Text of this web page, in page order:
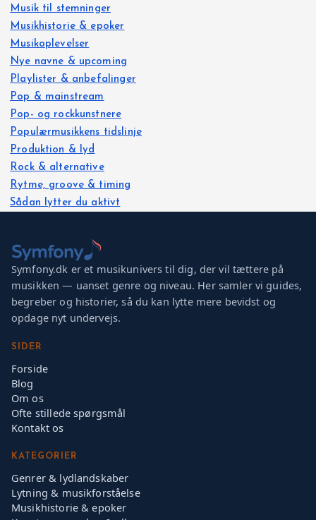
Musik til stemninger
Musikhistorie & epoker
Musikoplevelser
Nye navne & upcoming
Playlister & anbefalinger
Pop & mainstream
Pop- og rockkunstnere
Populærmusikkens tidslinje
Produktion & lyd
Rock & alternative
Rytme, groove & timing
Sådan lytter du aktivt
Symfony.dk er et musikunivers til dig, der vil tættere på
musikken — uanset genre og niveau. Her samler vi guides,
begreber og historier, så du kan lytte mere bevidst og
opdage nyt undervejs.
SIDER
Forside
Blog
Om os
Ofte stillede spørgsmål
Kontakt os
KATEGORIER
Genrer & lydlandskaber
Lytning & musikforståelse
Musikhistorie & epoker